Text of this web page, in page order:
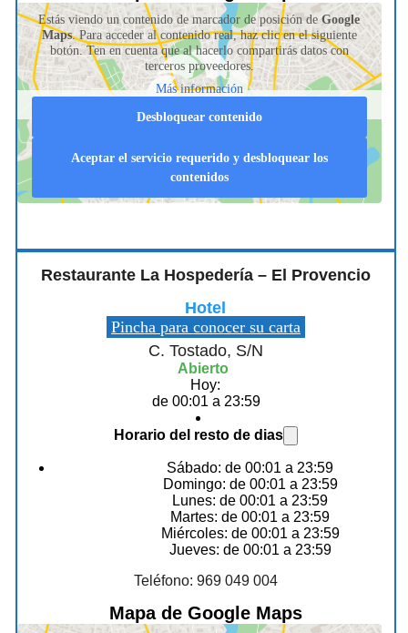
Estás viendo un contenido de marcador de posición deGoogle
Maps. Para acceder al contenido real, haz clic en el siguiente
botón. Ten en cuenta que al hacerlo compartirás datos con
terceros proveedores.
Más información
Desbloquear contenido
Aceptar el servicio requerido y desbloquear los
contenidos
Restaurante La Hospedería – El Provencio
Hotel
Pincha para conocer su carta
C. Tostado, S/N
Abierto
Hoy:
de 00:01 a 23:59
Horario del resto de dias
Sábado: de 00:01 a 23:59
Domingo: de 00:01 a 23:59
Lunes: de 00:01 a 23:59
Martes: de 00:01 a 23:59
Miércoles: de 00:01 a 23:59
Jueves: de 00:01 a 23:59
Teléfono: 969 049 004
Mapa de Google Maps